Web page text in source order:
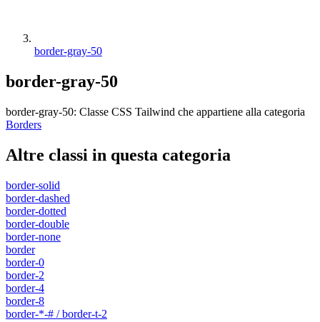
border-gray-50
border-gray-50
border-gray-50: Classe CSS Tailwind che appartiene alla categoria
Borders
Altre classi in questa categoria
border-solid
border-dashed
border-dotted
border-double
border-none
border
border-0
border-2
border-4
border-8
border-*-# / border-t-2